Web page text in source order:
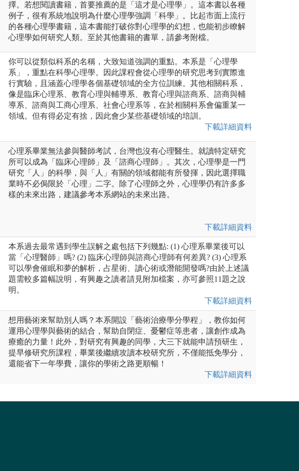
擇。若想閱讀書籍，首要推薦的是「這才是心理學」。這本書以各種
例子，很有系統地說明為什麼心理學強調「科學」。比起市面上流行
的各種心理學書籍，這本書能打破你對心理學的幻想，也能初步瞭解
心理學如何研究人類。至於其他書籍的書單，請參考附檔。
你可以從類似科系的名稱，大致知道強調的重點。本系是「心理學
系」，重點在科學心理學。因此課程會從心理學的研究思考到實際進
行實驗，且涵蓋心理學各個基礎領域的全方位訓練。其他相關科系，
像是臨床心理系、教育心理與輔導系、教育心理與諮商系、諮商與輔
導系、諮商與工商心理系、社會心理系等，在於相關科系會偏重某一
領域。但有得必定有捨，因此會少某些基礎領域的培訓。
下載詳細資料
心理系畢業無法參與醫師考試，台灣也沒有心理醫生。就讀特定研究
所可以成為「臨床心理師」及「諮商心理師」。其次，心理學是一門
研究「人」的科學，與「人」有關的領域都能有所發揮，因此選擇職
業時不必侷限於「心理」二字。除了心理師之外，心理學仍有許多多
樣的未來出路，建議參考本系網站的未來出路。
下載詳細資料
本系過去最常遇到學生誤解之處包括下列幾點: (1) 心理系畢業後可以
當「心理醫師」嗎? (2) 臨床心理師與諮商心理師有何差異? (3) 心理系
可以學會催眠和夢的解析，占星術、讀心術或潛能開發嗎?由於上述議
題需較多篇幅說明，有興趣之讀者請見附加檔案，亦可參照11題之說
明。
下載詳細資料
想用藝術來幫助別人嗎？本系開設「藝術治療學分學程」，教你如何
運用心理學與藝術的結合，幫助自閉症、憂鬱症等患者，讓創作成為
療癒的力量！此外，對研究有興趣的同學，大三下就能申請預研生，
提早修研究所課程，畢業後繼續攻讀本校研究所，不僅能抵免學分，
還能省下一年學費，讓你的學術之路更順暢！
下載詳細資料